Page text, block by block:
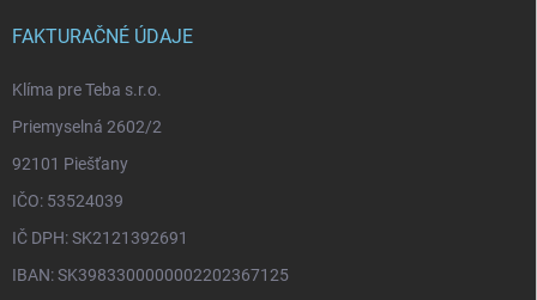
FAKTURAČNÉ ÚDAJE
Klíma pre Teba s.r.o.
Priemyselná 2602/2
92101 Piešťany
IČO: 53524039
IČ DPH: SK2121392691
IBAN: SK3983300000002202367125